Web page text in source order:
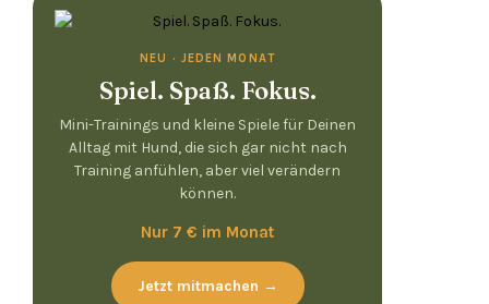
NEU · JEDEN MONAT
Spiel. Spaß. Fokus.
Mini-Trainings und kleine Spiele für Deinen
Alltag mit Hund, die sich gar nicht nach
Training anfühlen, aber viel verändern
können.
Nur 7 € im Monat
Jetzt mitmachen →